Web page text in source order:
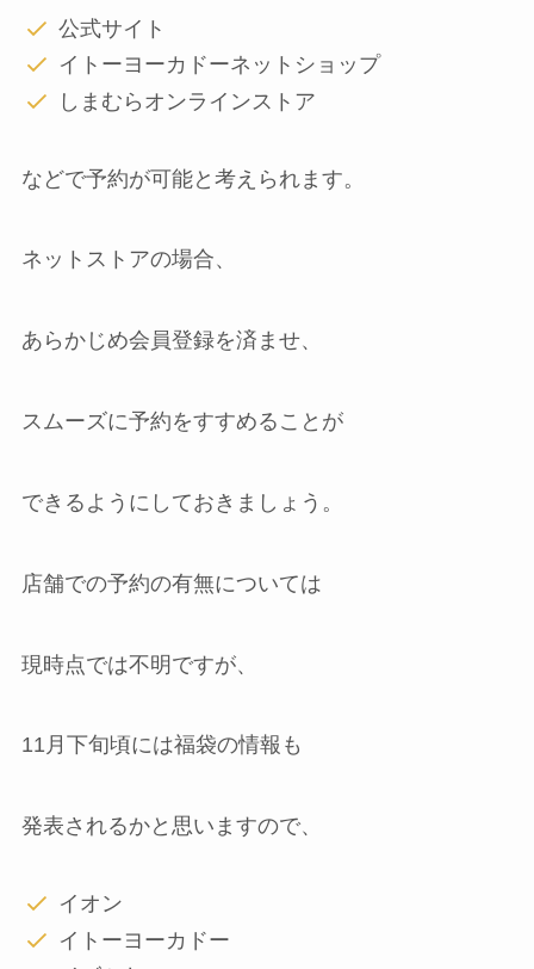
公式サイト
イトーヨーカドーネットショップ
しまむらオンラインストア
などで予約が可能と考えられます。
ネットストアの場合、
あらかじめ会員登録を済ませ、
スムーズに予約をすすめることが
できるようにしておきましょう。
店舗での予約の有無については
現時点では不明ですが、
11月下旬頃には福袋の情報も
発表されるかと思いますので、
イオン
イトーヨーカドー